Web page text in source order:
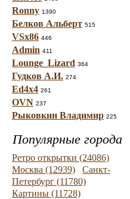
Ronny 1390
Белков Альберт 515
VSx86 446
Admin 411
Lounge_Lizard 364
Гудков А.И. 274
Ed4x4 261
OVN 237
Рыковкин Владимир 225
Популярные города
Ретро открытки (24086)
Москва (12939)
Санкт-
Петербург (11780)
Картины (11728)